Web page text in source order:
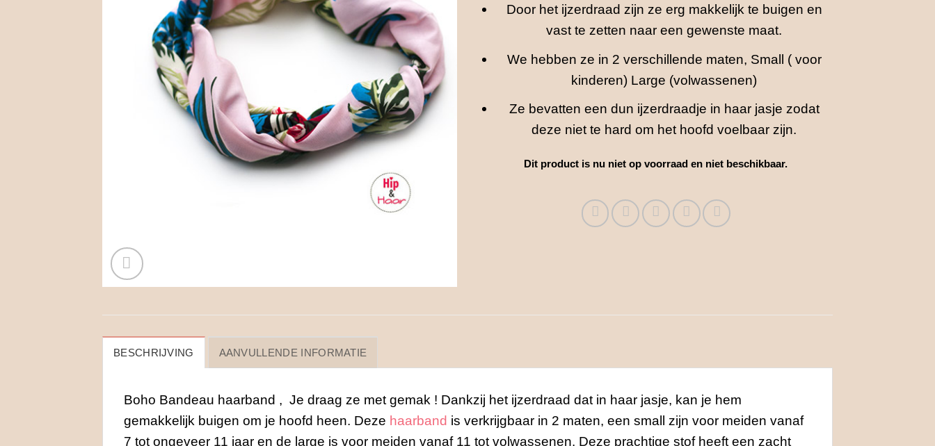
tot
€ 15.95
Door het ijzerdraad zijn ze erg makkelijk te buigen en
vast te zetten naar een gewenste maat.
We hebben ze in 2 verschillende maten, Small ( voor
kinderen) Large (volwassenen)
Ze bevatten een dun ijzerdraadje in haar jasje zodat
deze niet te hard om het hoofd voelbaar zijn.
Dit product is nu niet op voorraad en niet beschikbaar.
BESCHRIJVING AANVULLENDE INFORMATIE
Boho Bandeau haarband , Je draag ze met gemak ! Dankzij het ijzerdraad dat in haar jasje, kan je hem
gemakkelijk buigen om je hoofd heen. Deze haarband is verkrijgbaar in 2 maten, een small zijn voor meiden vanaf
7 tot ongeveer 11 jaar en de large is voor meiden vanaf 11 tot volwassenen. Deze prachtige stof heeft een zacht